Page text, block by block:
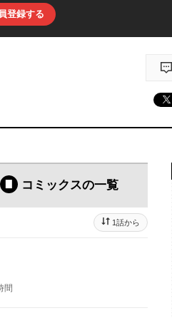
登録する
コミックスの一覧
1話から
間